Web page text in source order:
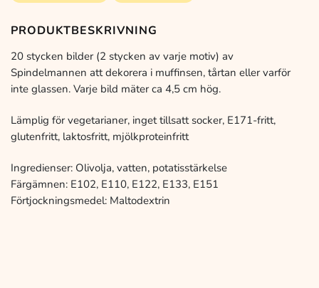
PRODUKTBESKRIVNING
20 stycken bilder (2 stycken av varje motiv) av
Spindelmannen att dekorera i muffinsen, tårtan eller varför
inte glassen. Varje bild mäter ca 4,5 cm hög.
Lämplig för vegetarianer, inget tillsatt socker, E171-fritt,
glutenfritt, laktosfritt, mjölkproteinfritt
Ingredienser: Olivolja, vatten, potatisstärkelse
Färgämnen: E102, E110, E122, E133, E151
Förtjockningsmedel: Maltodextrin